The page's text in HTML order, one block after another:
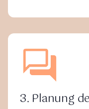
3. Planung